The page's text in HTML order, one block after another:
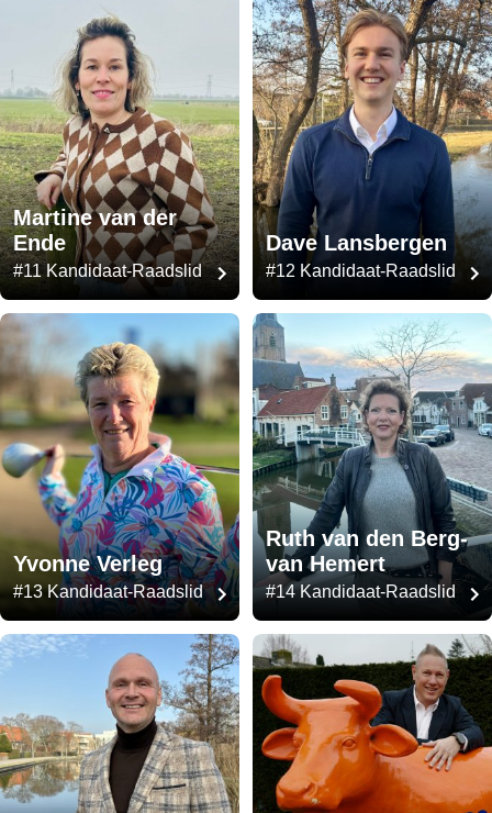
Martine van der
Ende
#11 Kandidaat-Raadslid
Dave Lansbergen
#12 Kandidaat-Raadslid
Yvonne Verleg
#13 Kandidaat-Raadslid
Ruth van den Berg-
van Hemert
#14 Kandidaat-Raadslid